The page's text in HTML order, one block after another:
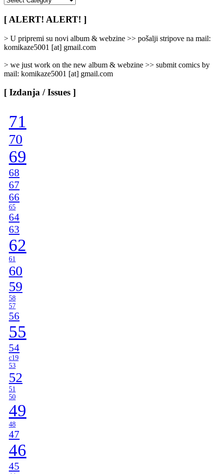
/
Categories
[ ALERT! ALERT! ]
> U pripremi su novi album & webzine >> pošalji stripove na mail:
komikaze5001 [at] gmail.com
> we just work on the new album & webzine >> submit comics by
mail: komikaze5001 [at] gmail.com
[ Izdanja / Issues ]
71
70
69
68
67
66
65
64
63
62
61
60
59
58
57
56
55
54
c19
53
52
51
50
49
48
47
46
45